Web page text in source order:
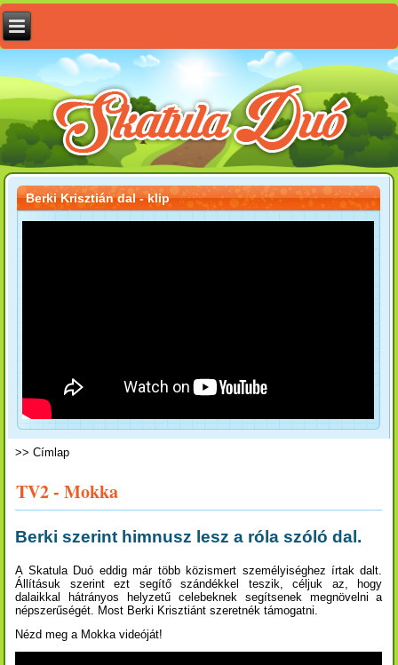
Berki Krisztián dal - klip
>>Címlap
TV2 - Mokka
Berki szerint himnusz lesz a róla szóló dal.
A Skatula Duó eddig már több közismert személyiséghez írtak dalt.
Állításuk szerint ezt segítő szándékkel teszik, céljuk az, hogy
dalaikkal hátrányos helyzetű celebeknek segítsenek megnövelni a
népszerűségét. Most Berki Krisztiánt szeretnék támogatni.
Nézd meg a Mokka videóját!